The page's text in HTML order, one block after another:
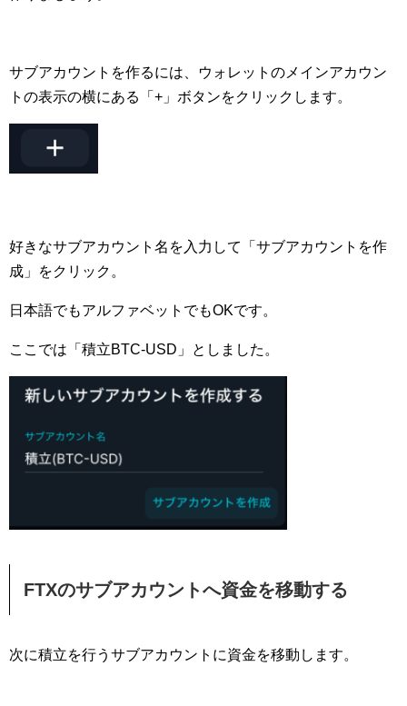
サブアカウントを作るには、ウォレットのメインアカウン
トの表示の横にある「+」ボタンをクリックします。
好きなサブアカウント名を入力して「サブアカウントを作
成」をクリック。
日本語でもアルファベットでもOKです。
ここでは「積立BTC-USD」としました。
FTXのサブアカウントへ資金を移動する
次に積立を行うサブアカウントに資金を移動します。